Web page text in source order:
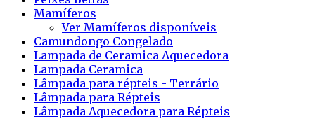
Mamíferos
Ver Mamíferos disponíveis
Camundongo Congelado
Lampada de Ceramica Aquecedora
Lampada Ceramica
Lâmpada para répteis - Terrário
Lâmpada para Répteis
Lâmpada Aquecedora para Répteis